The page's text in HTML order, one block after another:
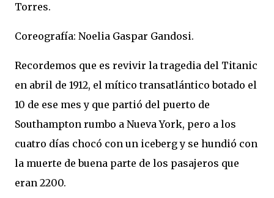
Torres.
Coreografía: Noelia Gaspar Gandosi.
Recordemos que es revivir la tragedia del Titanic
en abril de 1912, el mítico transatlántico botado el
10 de ese mes y que partió del puerto de
Southampton rumbo a Nueva York, pero a los
cuatro días chocó con un iceberg y se hundió con
la muerte de buena parte de los pasajeros que
eran 2200.